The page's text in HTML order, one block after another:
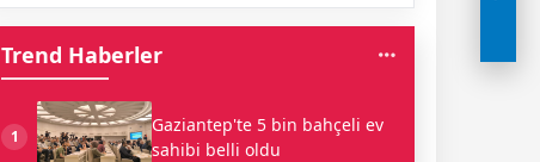
Trend Haberler
1
Gaziantep'te 5 bin bahçeli ev
sahibi belli oldu